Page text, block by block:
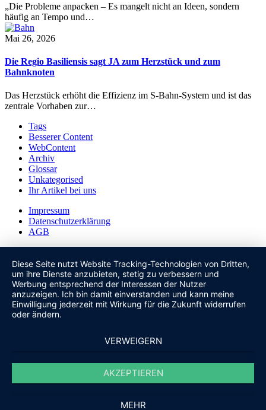
„Die Probleme anpacken – Es mangelt nicht an Ideen, sondern
häufig an Tempo und…
Mai 26, 2026
Die Regio Basiliensis sagt JA zum Herzstück und zum
Bahnknoten
Das Herzstück erhöht die Effizienz im S-Bahn-System und ist das
zentrale Vorhaben zur…
Tags
Besserer Content
WebContent
Archiv
Glossar
Unkategorised
Ihr Artikel bei uns
Impressum
Datenschutzerklärung
AGB
Diese Seite nutzt Website Tracking-Technologien von Dritten,
um ihre Dienste anzubieten, stetig zu verbessern und
Werbung entsprechend der Interessen der Nutzer
anzuzeigen. Ich bin damit einverstanden und kann meine
Einwilligung jederzeit mit Wirkung für die Zukunft widerrufen
oder ändern.
VERWEIGERN
AKZEPTIEREN
MEHR